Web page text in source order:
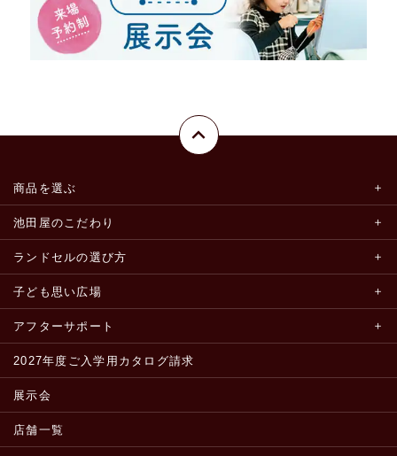
商品を選ぶ
池田屋のこだわり
ランドセルの選び方
子ども思い広場
アフターサポート
2027年度ご入学用カタログ請求
展示会
店舗一覧